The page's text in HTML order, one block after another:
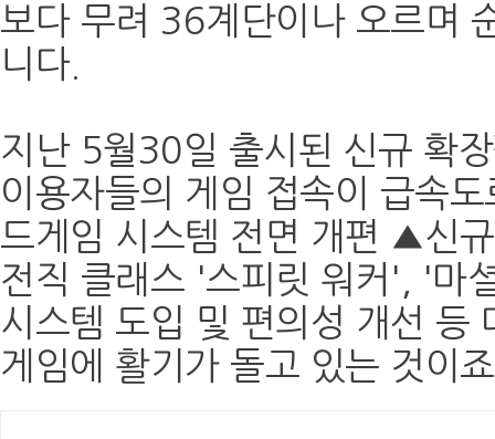
보다 무려 36계단이나 오르며
니다.
지난 5월30일 출시된 신규 확
이용자들의 게임 접속이 급속
드게임 시스템 전면 개편 ▲신
전직 클래스 '스피릿 워커', '마
시스템 도입 및 편의성 개선 등
게임에 활기가 돌고 있는 것이